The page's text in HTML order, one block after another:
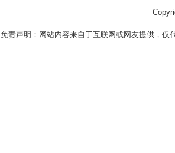
免责声明：网站内容来自于互联网或网友提供，